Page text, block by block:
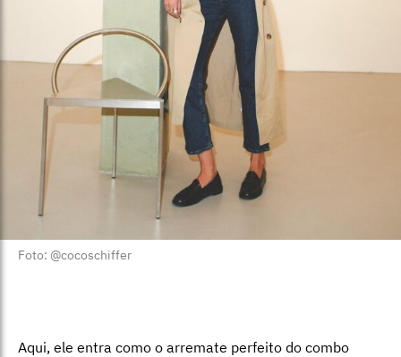
Foto: @cocoschiffer
Aqui, ele entra como o arremate perfeito do combo